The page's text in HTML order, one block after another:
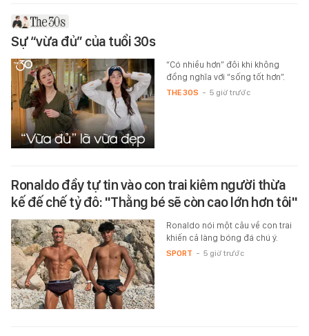
Sự “vừa đủ” của tuổi 30s
“Có nhiều hơn” đôi khi không
đồng nghĩa với “sống tốt hơn”.
THE 30S - 5 giờ trước
Ronaldo đầy tự tin vào con trai kiêm người thừa
kế đế chế tỷ đô: "Thằng bé sẽ còn cao lớn hơn tôi"
Ronaldo nói một câu về con trai
khiến cả làng bóng đá chú ý.
SPORT - 5 giờ trước